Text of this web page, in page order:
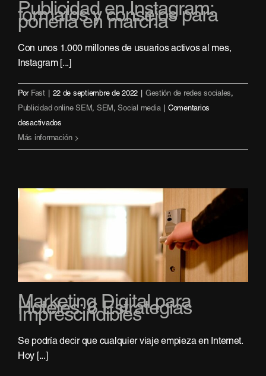
Publicidad en Instagram:
formatos y consejos para
ponerla en marcha
Con unos 1.000 millones de usuarios activos al mes,
Instagram [...]
Por Fast 22 de septiembre de 2022 Gestión de redes sociales,
Publicidad online SEM , SEM ,Social media Comentarios
desactivadosen
Publicidad
marcha
Más información
Marketing Digital para
Hoteles: 6 Estrategias
Imprescindibles
Se podría decir que cualquier viaje empieza en Internet.
Hoy [...]